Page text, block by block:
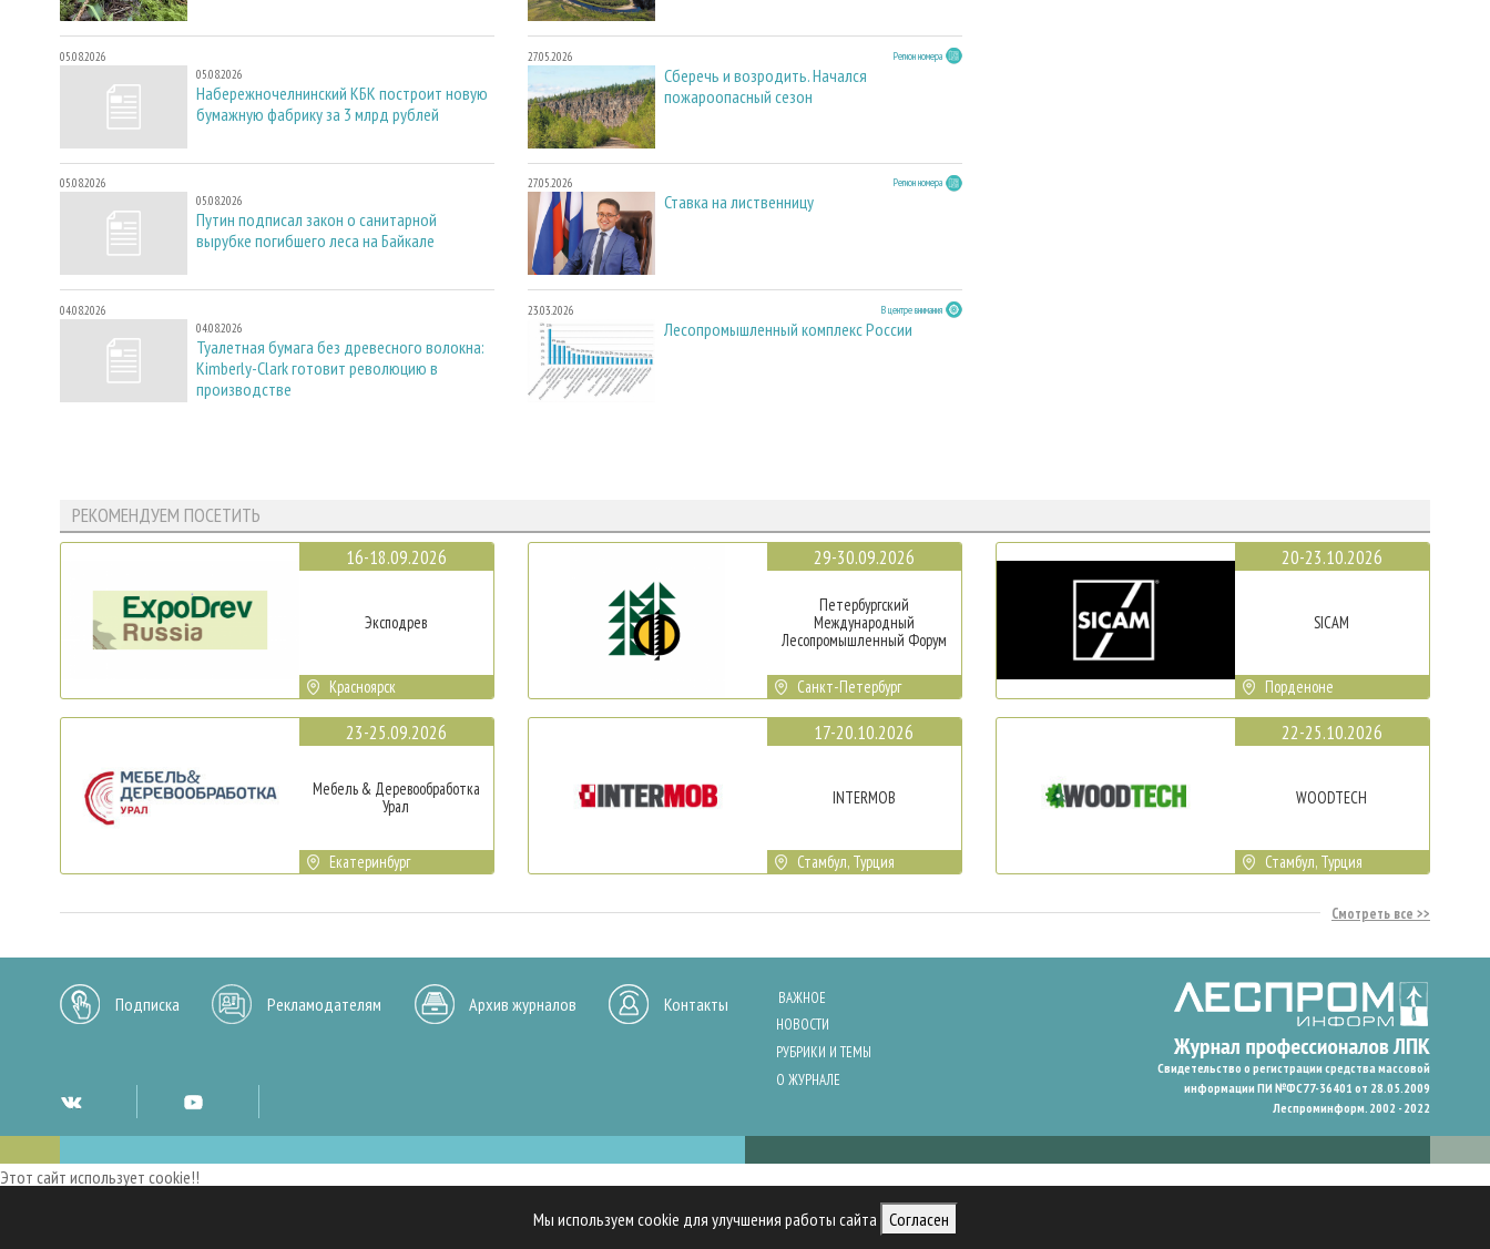
Мы используем cookie для улучшения работы сайта Согласен
05.08.2026
05.08.2026
Набережночелнинский КБК построит новую
бумажную фабрику за 3 млрд рублей
05.08.2026
05.08.2026
Путин подписал закон о санитарной
вырубке погибшего леса на Байкале
04.08.2026
04.08.2026
Туалетная бумага без древесного волокна:
Kimberly-Clark готовит революцию в
производстве
27.05.2026 Регион номера
Сберечь и возродить. Начался
пожароопасный сезон
27.05.2026 Регион номера
Ставка на лиственницу
23.03.2026 В центре внимания
Лесопромышленный комплекс России
РЕКОМЕНДУЕМ ПОСЕТИТЬ
16-18.09.2026
Эксподрев
Красноярск
23-25.09.2026
Мебель & Деревообработка
Урал
Екатеринбург
29-30.09.2026
Петербургский
Международный
Лесопромышленный Форум
Санкт-Петербург
17-20.10.2026
INTERMOB
Стамбул, Турция
20-23.10.2026
SICAM
Порденоне
22-25.10.2026
WOODTECH
Стамбул, Турция
Смотреть все
Подписка Рекламодателям Архив журналов Контакты
ВАЖНОЕ
НОВОСТИ
РУБРИКИ И ТЕМЫ
О ЖУРНАЛЕ
Свидетельство о регистрации средства массовой
информации ПИ №ФС77-36401 от 28.05.2009
Леспроминформ. 2002 - 2022
Этот сайт использует cookie!!
Мы используем cookies и аналогичные технологии для улучшения работы нашего сайта, анализа трафика и персонализации контента. Cookies помогают нам запомнить ваши предпочтения и улучшить пользовательский